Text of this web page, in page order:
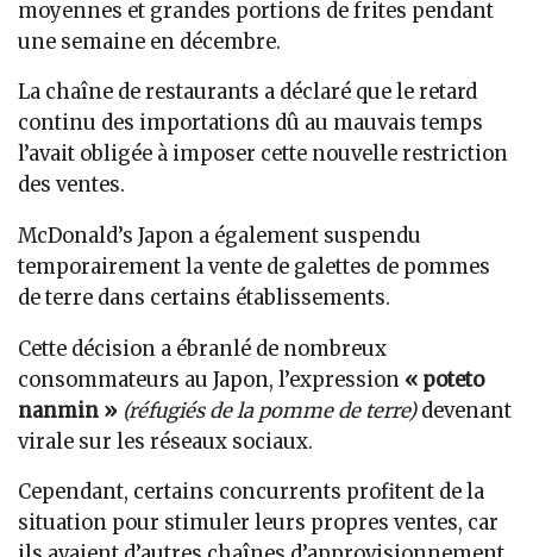
moyennes et grandes portions de frites pendant
une semaine en décembre.
La chaîne de restaurants a déclaré que le retard
continu des importations dû au mauvais temps
l’avait obligée à imposer cette nouvelle restriction
des ventes.
McDonald’s Japon a également suspendu
temporairement la vente de galettes de pommes
de terre dans certains établissements.
Cette décision a ébranlé de nombreux
consommateurs au Japon, l’expression « poteto
nanmin » (réfugiés de la pomme de terre)devenant
virale sur les réseaux sociaux.
Cependant, certains concurrents profitent de la
situation pour stimuler leurs propres ventes, car